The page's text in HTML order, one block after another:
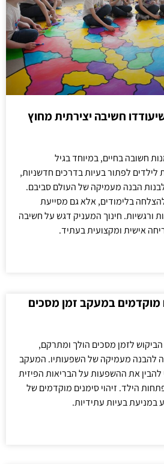
שיעודדו חשיבה יצירתית מחוץ
חשובה בחיים, במיוחד בגיל
לפתור בעיות בדרכים חדשניות,
הבנה מעמיקה של העולם סביבם.
בלימודים, אלא גם מסייעת
ורגשיות. חינוך המעניק דגש על חשיבה
אישית ומקצועית בעתיד.
מוקדמים במעקב זמן מסכים
הביקוש לזמן מסכים הולך ומתרקם,
להבנה מעמיקה של השפעותיו. המעקב
להבין את ההשפעות על הבריאות הפיזית
הילד. זיהוי סימנים מוקדמים של
במניעת בעיות עתידיות.